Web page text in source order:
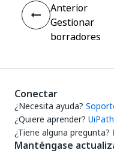
Anterior
Gestionar
borradores
Conectar
¿Necesita ayuda?
¿Quiere aprender?
¿Tiene alguna pregunta?
Manténgase